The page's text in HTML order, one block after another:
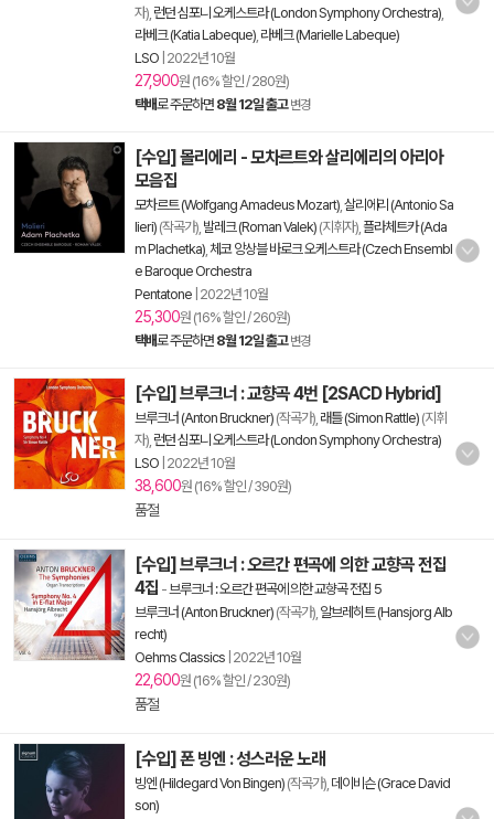
자), 런던 심포니 오케스트라 (London Symphony Orchestra)
라베크 (Katia Labeque) 라베크 (Marielle Labeque)
LSO 2022년 10월
27,900원 (16% 할인 / 280원)
택배로 주문하면 8월 12일 출고 변경
[수입] 몰리에리 - 모차르트와 살리에리의 아리아
모음집
모차르트 (Wolfgang Amadeus Mozart) 살리에리 (Antonio Sa
lieri) (작곡가), 발레크 (Roman Valek) (지휘자), 플라체트카 (Ada
m Plachetka) 체코 앙상블 바로크 오케스트라 (Czech Ensembl
e Baroque Orchestra
Pentatone 2022년 10월
25,300원 (16% 할인 / 260원)
택배로 주문하면 8월 12일 출고 변경
[수입] 브루크너 : 교향곡 4번 [2SACD Hybrid]
브루크너 (Anton Bruckner) (작곡가), 래틀 (Simon Rattle) (지휘
자), 런던 심포니 오케스트라 (London Symphony Orchestra)
LSO 2022년 10월
38,600원 (16% 할인 / 390원)
품절
[수입] 브루크너 : 오르간 편곡에 의한 교향곡 전집
4집 -브루크너 : 오르간 편곡에 의한 교향곡 전집 5
브루크너 (Anton Bruckner) (작곡가), 알브레히트 (Hansjorg Alb
recht)
Oehms Classics 2022년 10월
22,600원 (16% 할인 / 230원)
품절
[수입] 폰 빙엔 : 성스러운 노래
빙엔 (Hildegard Von Bingen) (작곡가), 데이비슨 (Grace David
son)